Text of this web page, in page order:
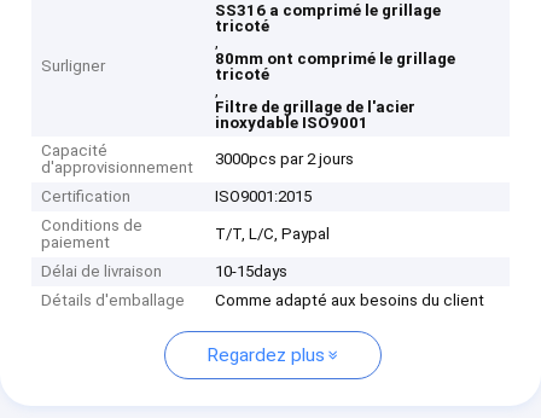
Surligner
SS316 a comprimé le grillage
tricoté
,
80mm ont comprimé le grillage
tricoté
,
Filtre de grillage de l'acier
inoxydable ISO9001
Capacité
d'approvisionnement
3000pcs par 2 jours
Certification
ISO9001:2015
Conditions de
paiement
T/T, L/C, Paypal
Délai de livraison
10-15days
Détails d'emballage
Comme adapté aux besoins du client
Regardez plus